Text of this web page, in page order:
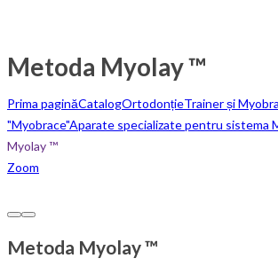
Metoda Myolay ™
Prima paginăCatalogOrtodonțieTrainer și
"Myobrace"Aparate specializate pentru sistema
Myolay ™
Zoom
Metoda Myolay ™